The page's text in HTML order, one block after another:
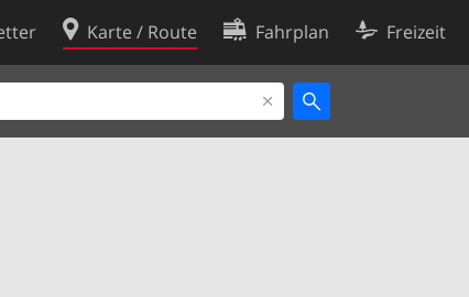
Karte / Route Fahrplan Freizeit
Cookie-Richtlinie
Cookie-Einstellungen